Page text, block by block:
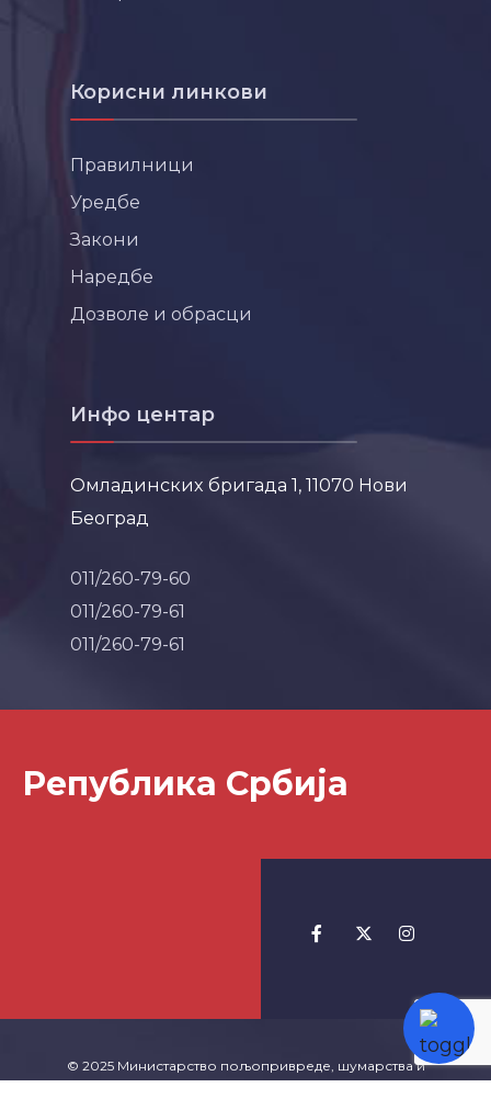
Корисни линкови
Правилници
Уредбе
Закони
Наредбе
Дозволе и обрасци
Инфо центар
Омладинских бригада 1, 11070 Нови
Београд
011/260-79-60
011/260-79-61
011/260-79-61
Република Србија
© 2025 Министарство пољопривреде, шумарства и